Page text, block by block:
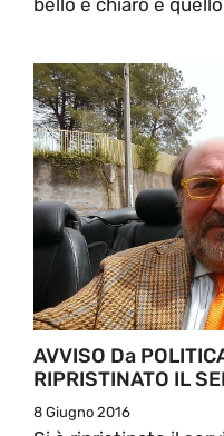
AVVISO Da
RIPRISTINATO IL
8 Giugno 2016